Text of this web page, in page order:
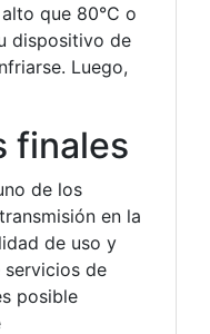
que 80°C o
dispositivo de
Luego,
finales
de los
en la
de uso y
de
posible